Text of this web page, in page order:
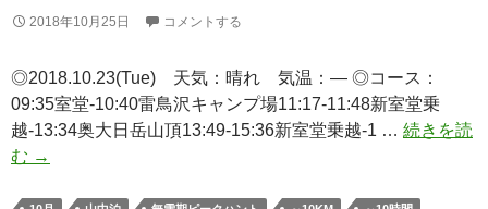
2018年10月25日 コメントする
◎2018.10.23(Tue) 天気：晴れ 気温：— ◎コース：
09:35室堂-10:40雷鳥沢キャンプ場11:17-11:48新室堂乗
越-13:34奥大日岳山頂13:49-15:36新室堂乗越-1 … 続きを読
む 日
→